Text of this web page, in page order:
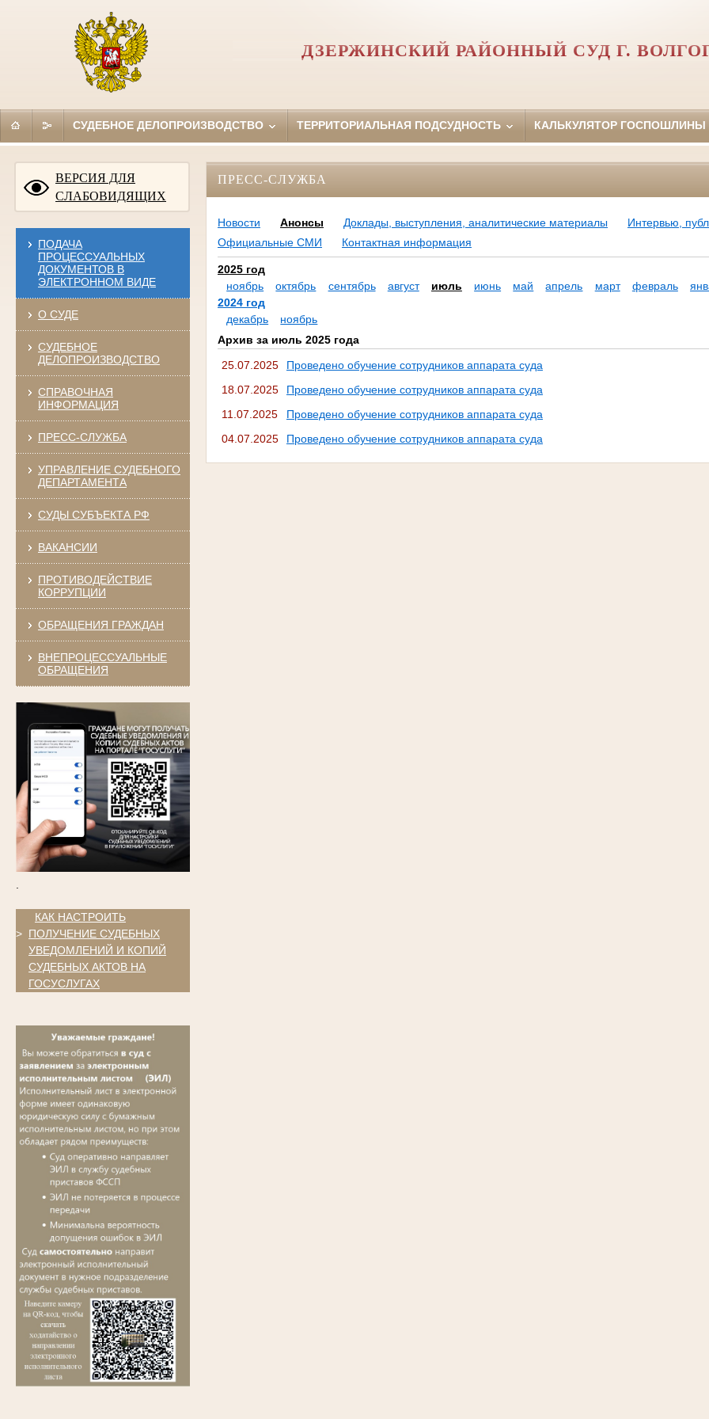
ДЗЕРЖИНСКИЙ РАЙОННЫЙ СУД Г.
СУДЕБНОЕ ДЕЛОПРОИЗВОДСТВО ТЕРРИТОРИАЛЬНАЯ ПОДСУДНОСТЬ КАЛЬКУЛЯТОР ГОСПОШЛИНЫ
ВЕРСИЯ ДЛЯ
СЛАБОВИДЯЩИХ
ПОДАЧА
ПРОЦЕССУАЛЬНЫХ
ДОКУМЕНТОВ В
ЭЛЕКТРОННОМ ВИДЕ
О СУДЕ
СУДЕБНОЕ
ДЕЛОПРОИЗВОДСТВО
СПРАВОЧНАЯ
ИНФОРМАЦИЯ
ПРЕСС-СЛУЖБА
УПРАВЛЕНИЕ СУДЕБНОГО
ДЕПАРТАМЕНТА
СУДЫ СУБЪЕКТА РФ
ВАКАНСИИ
ПРОТИВОДЕЙСТВИЕ
КОРРУПЦИИ
ОБРАЩЕНИЯ ГРАЖДАН
ВНЕПРОЦЕССУАЛЬНЫЕ
ОБРАЩЕНИЯ
>
КАК НАСТРОИТЬ
ПОЛУЧЕНИЕ СУДЕБНЫХ
УВЕДОМЛЕНИЙ И КОПИЙ
СУДЕБНЫХ АКТОВ НА
ГОСУСЛУГАХ
ПРЕСС-СЛУЖБА
Новости Анонсы Доклады, выступления, аналитические материалы
Интервью,
Официальные СМИ
Контактная информация
2025 год
ноябрь
октябрь сентябрь август июль июнь май апрель март февраль
2024 год
декабрь
ноябрь
Архив за июль 2025 года
25.07.2025
Проведено обучение сотрудников аппарата суда
18.07.2025
Проведено обучение сотрудников аппарата суда
11.07.2025
Проведено обучение сотрудников аппарата суда
04.07.2025
Проведено обучение сотрудников аппарата суда